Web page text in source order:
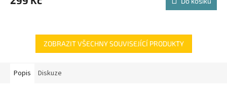
ZOBRAZIT VŠECHNY SOUVISEJÍCÍ PRODUKTY
Popis Diskuze